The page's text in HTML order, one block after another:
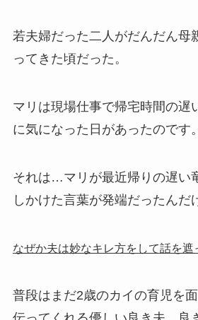
若夫婦だった二人がだんだん母
ってきた頃だった。
マリは現場仕事で帰宅時間の遅
に気になった日があったのです。
それは…マリが最近帰りの遅い
しかけた言葉が発端だったんだ
なぜか夫は妙なキレ方をして話を遮
普段はまだ2歳のカイの育児を